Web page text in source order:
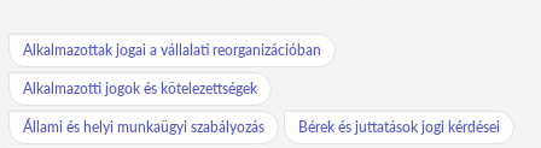
Alkalmazottak jogai a vállalati reorganizációban
Alkalmazotti jogok és kötelezettségek
Állami és helyi munkaügyi szabályozás Bérek és juttatások jogi kérdései